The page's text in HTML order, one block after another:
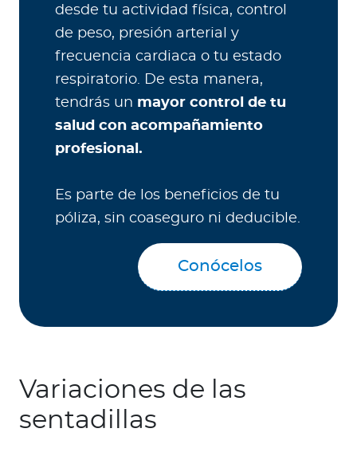
desde tu actividad física, control
de peso, presión arterial y
frecuencia cardiaca o tu estado
respiratorio. De esta manera,
tendrás un mayor control de tu
salud con acompañamiento
profesional.
Es parte de los beneficios de tu
póliza, sin coaseguro ni deducible.
Conócelos
Variaciones de las
sentadillas